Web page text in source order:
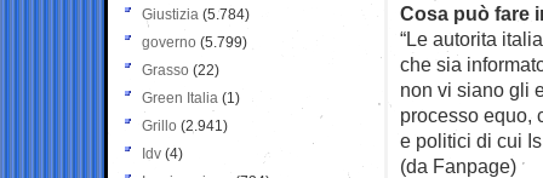
Cosa può fare
“Le autorita
che sia
non vi siano gli
processo equo,
e politici di cui
(da Fanpage)
Giustizia (5.784)
governo (5.799)
Grasso (22)
Green Italia (1)
Grillo (2.941)
Idv (4)